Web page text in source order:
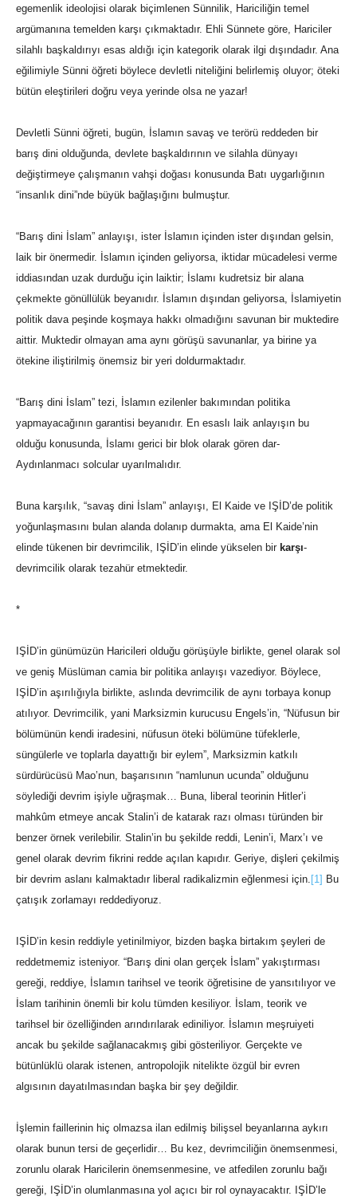
egemenlik ideolojisi olarak biçimlenen Sünnilik, Hariciliğin temel
argümanına temelden karşı çıkmaktadır. Ehli Sünnete göre, Hariciler
silahlı başkaldırıyı esas aldığı için kategorik olarak ilgi dışındadır. Ana
eğilimiyle Sünni öğreti böylece devletli niteliğini belirlemiş oluyor; öteki
bütün eleştirileri doğru veya yerinde olsa ne yazar!
Devletli Sünni öğreti, bugün, İslamın savaş ve terörü reddeden bir
barış dini olduğunda, devlete başkaldırının ve silahla dünyayı
değiştirmeye çalışmanın vahşi doğası konusunda Batı uygarlığının
“insanlık dini”nde büyük bağlaşığını bulmuştur.
“Barış dini İslam” anlayışı, ister İslamın içinden ister dışından gelsin,
laik bir önermedir. İslamın içinden geliyorsa, iktidar mücadelesi verme
iddiasından uzak durduğu için laiktir; İslamı kudretsiz bir alana
çekmekte gönüllülük beyanıdır. İslamın dışından geliyorsa, İslamiyetin
politik dava peşinde koşmaya hakkı olmadığını savunan bir muktedire
aittir. Muktedir olmayan ama aynı görüşü savunanlar, ya birine ya
ötekine iliştirilmiş önemsiz bir yeri doldurmaktadır.
“Barış dini İslam” tezi, İslamın ezilenler bakımından politika
yapmayacağının garantisi beyanıdır. En esaslı laik anlayışın bu
olduğu konusunda, İslamı gerici bir blok olarak gören dar-
Aydınlanmacı solcular uyarılmalıdır.
Buna karşılık, “savaş dini İslam” anlayışı, El Kaide ve IŞİD’de politik
yoğunlaşmasını bulan alanda dolanıp durmakta, ama El Kaide’nin
elinde tükenen bir devrimcilik, IŞİD’in elinde yükselen bir karşı-
devrimcilik olarak tezahür etmektedir.
*
IŞİD’in günümüzün Haricileri olduğu görüşüyle birlikte, genel olarak sol
ve geniş Müslüman camia bir politika anlayışı vazediyor. Böylece,
IŞİD’in aşırılığıyla birlikte, aslında devrimcilik de aynı torbaya konup
atılıyor. Devrimcilik, yani Marksizmin kurucusu Engels’in, “Nüfusun bir
bölümünün kendi iradesini, nüfusun öteki bölümüne tüfeklerle,
süngülerle ve toplarla dayattığı bir eylem”, Marksizmin katkılı
sürdürücüsü Mao’nun, başarısının “namlunun ucunda” olduğunu
söylediği devrim işiyle uğraşmak… Buna, liberal teorinin Hitler’i
mahkûm etmeye ancak Stalin’i de katarak razı olması türünden bir
benzer örnek verilebilir. Stalin’in bu şekilde reddi, Lenin’i, Marx’ı ve
genel olarak devrim fikrini redde açılan kapıdır. Geriye, dişleri çekilmiş
bir devrim aslanı kalmaktadır liberal radikalizmin eğlenmesi için. [1] Bu
çatışık zorlamayı reddediyoruz.
IŞİD’in kesin reddiyle yetinilmiyor, bizden başka birtakım şeyleri de
reddetmemiz isteniyor. “Barış dini olan gerçek İslam” yakıştırması
gereği, reddiye, İslamın tarihsel ve teorik öğretisine de yansıtılıyor ve
İslam tarihinin önemli bir kolu tümden kesiliyor. İslam, teorik ve
tarihsel bir özelliğinden arındırılarak ediniliyor. İslamın meşruiyeti
ancak bu şekilde sağlanacakmış gibi gösteriliyor. Gerçekte ve
bütünlüklü olarak istenen, antropolojik nitelikte özgül bir evren
algısının dayatılmasından başka bir şey değildir.
İşlemin faillerinin hiç olmazsa ilan edilmiş bilişsel beyanlarına aykırı
olarak bunun tersi de geçerlidir… Bu kez, devrimciliğin önemsenmesi,
zorunlu olarak Haricilerin önemsenmesine, ve atfedilen zorunlu bağı
gereği, IŞİD’in olumlanmasına yol açıcı bir rol oynayacaktır. IŞİD’le